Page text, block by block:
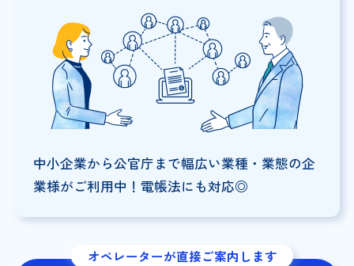
中小企業から公官庁まで幅広い業種・業態の企
業様がご利用中！電帳法にも対応◎
オペレーターが直接ご案内します